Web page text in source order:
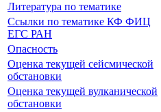
Литература по тематике
Ссылки по тематике КФ ФИЦ
ЕГС РАН
Опасность
Оценка текущей сейсмической
обстановки
Оценка текущей вулканической
обстановки